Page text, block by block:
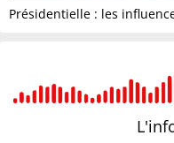
Présidentielle : les